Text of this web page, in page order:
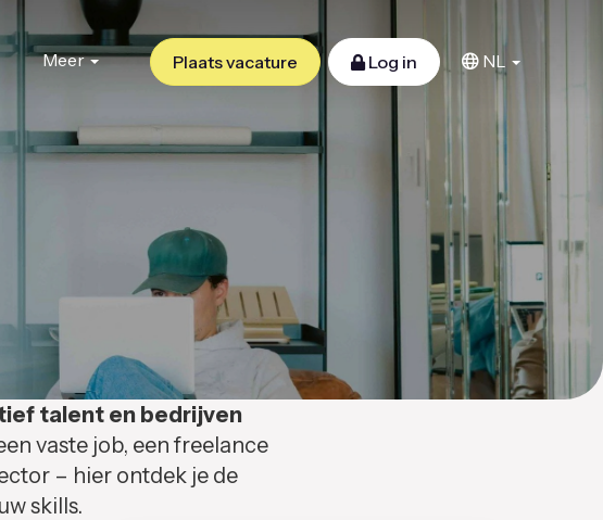
Meer Plaats vacature Log in NL
talent en bedrijven
vaste job, een freelance
– hier ontdek je de
skills.